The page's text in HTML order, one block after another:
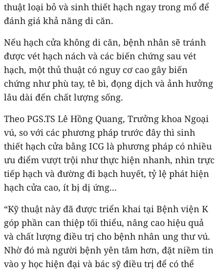
thuật loại bỏ và sinh thiết hạch ngay trong mổ để
đánh giá khả năng di căn.
Nếu hạch cửa không di căn, bệnh nhân sẽ tránh
được vét hạch nách và các biến chứng sau vét
hạch, một thủ thuật có nguy cơ cao gây biến
chứng như phù tay, tê bì, đọng dịch và ảnh hưởng
lâu dài đến chất lượng sống.
Theo PGS.TS Lê Hồng Quang, Trưởng khoa Ngoại
vú, so với các phương pháp trước đây thì sinh
thiết hạch cửa bằng ICG là phương pháp có nhiều
ưu điểm vượt trội như thực hiện nhanh, nhìn trực
tiếp hạch và đường đi bạch huyết, tỷ lệ phát hiện
hạch cửa cao, ít bị dị ứng...
“Kỹ thuật này đã được triển khai tại Bệnh viện K
góp phần can thiệp tối thiểu, nâng cao hiệu quả
và chất lượng điều trị cho bệnh nhân ung thư vú.
Nhờ đó mà người bệnh yên tâm hơn, đặt niềm tin
vào y học hiện đại và bác sỹ điều trị để có thể